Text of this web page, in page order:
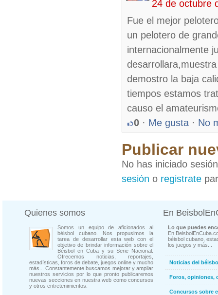
24 de octubre
Fue el mejor
un pelotero de
internacionalmente
demostro la baja
tiempos estamos
causo el
0 · Me gusta · No
Publicar
No has iniciado
sesión o registrate
Quienes somos
Somos un equipo de aficionados al
béisbol cubano. Nos propusimos la
tarea de desarrollar esta web con el
objetivo de brindar información sobre el
Béisbol en Cuba y su Serie Nacional.
Ofrecemos noticias, reportajes,
estadísticas, foros de debate, juegos online y mucho
más... Constantemente buscamos mejorar y ampliar
nuestros servicios por lo que pronto publicaremos
nuevas secciones en nuestra web como concursos
y otros entretenimientos.
En
Lo que puedes
En
béisbol cubano,
los juegos y más...
Noticias del
Foros, opiniones,
Concursos sobre